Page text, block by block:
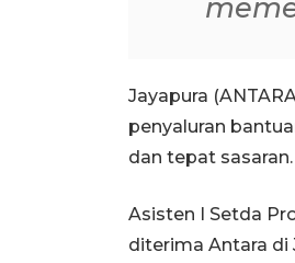
Jayapura
penyaluran
dan tepat sasaran.
Asisten I Setda
diterima Antara di